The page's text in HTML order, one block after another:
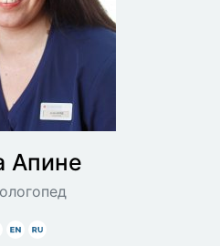
Апине
AngliskiKrieviski